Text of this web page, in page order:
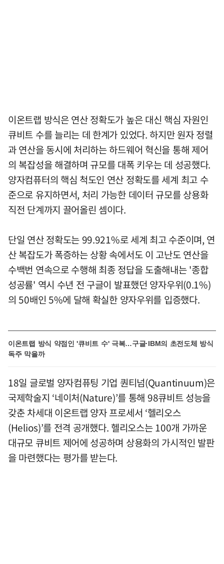
이온트랩 방식은 연산 정확도가 높은 대신 핵심 자원인
큐비트 수를 늘리는 데 한계가 있었다. 하지만 원자 정렬
과 연산을 동시에 처리하는 하드웨어 혁신을 통해 제어
의 복잡성을 해결하며 규모를 대폭 키우는 데 성공했다.
양자컴퓨터의 핵심 척도인 연산 정확도를 세계 최고 수
준으로 유지하면서, 처리 가능한 데이터 규모를 상용화
직전 단계까지 끌어올린 셈이다.
단일 연산 정확도는 99.921%로 세계 최고 수준이며, 연
산 복잡도가 폭증하는 상황 속에서도 이 고난도 연산을
수백번 연속으로 수행해 최종 정답을 도출해내는 '종합
성공률' 역시 수년 전 구글이 발표했던 양자우위(0.1%)
의 50배인 5%에 달해 확실한 양자우위를 입증했다.
이온트랩 방식 약점인 '큐비트 수' 극복…구글·IBM의 초전도체 방식
독주 막을까
18일 글로벌 양자컴퓨팅 기업 퀀티넘(Quantinuum)은
국제학술지 ‘네이처(Nature)’를 통해 98큐비트 성능을
갖춘 차세대 이온트랩 양자 프로세서 ‘헬리오스
(Helios)’를 전격 공개했다. 헬리오스는 100개 가까운
대규모 큐비트 제어에 성공하며 상용화의 가시적인 발판
을 마련했다는 평가를 받는다.